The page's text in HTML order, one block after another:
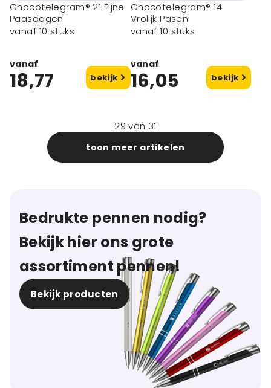
Chocotelegram® 21 Fijne
Paasdagen
vanaf 10 stuks
vanaf
18,77 bekijk
Chocotelegram® 14
Vrolijk Pasen
vanaf 10 stuks
vanaf
16,05 bekijk
29 van 31
toon meer artikelen
Bedrukte pennen nodig?
Bekijk hier ons grote
assortiment pennen!
Bekijk producten